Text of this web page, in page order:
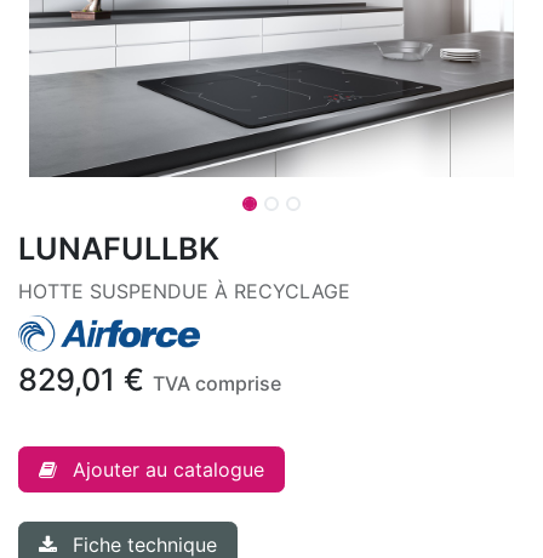
LUNAFULLBK
HOTTE SUSPENDUE À RECYCLAGE
829,01 € TVA comprise
Ajouter au catalogue
Fiche technique